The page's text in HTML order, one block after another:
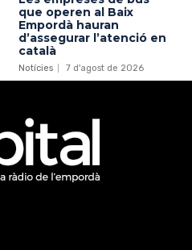
que operen al Baix
Empordà hauran
d’assegurar l’atenció en
català
Notícies 7 d'agost de 2026